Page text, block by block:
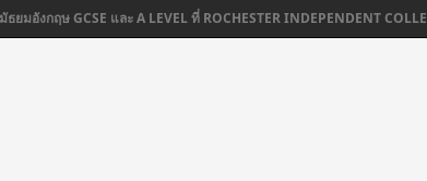
อังกฤษ GCSE และ A LEVEL ที่ ROCHESTER INDEPENDENT COLLEGE